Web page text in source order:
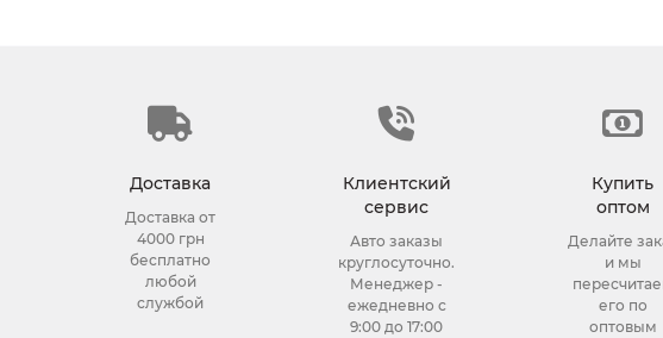
Доставка
Доставка от
4000 грн
бесплатно
любой
службой
Клиентский
сервис
Авто заказы
круглосуточно.
Менеджер -
ежедневно с
9:00 до 17:00
Купить
оптом
Делайте
и мы
его по
оптовым